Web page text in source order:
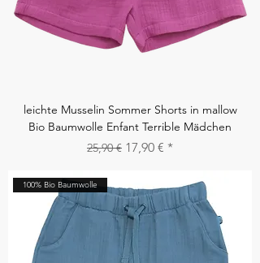
leichte Musselin Sommer Shorts in mallow
Bio Baumwolle Enfant Terrible Mädchen
Standardpreis
25,90 € Sale-Preis
17,90 €
100% Bio Baumwolle